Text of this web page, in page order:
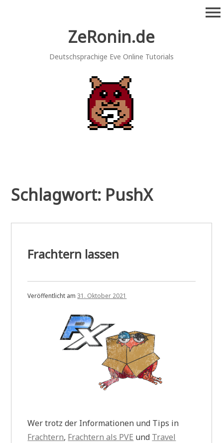
ZeRonin.de
Deutschsprachige Eve Online Tutorials
menu
Schlagwort: PushX
Frachtern lassen
Veröffentlicht am31. Oktober 2021
Wer trotz der Informationen und Tips in
Frachtern, Frachtern als PVE und Travel